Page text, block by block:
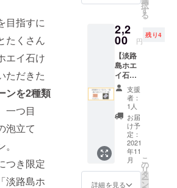
目指すに
たくさん
エイ石け
ただきた
ンを2種類
一つ目
泡立て
つき限定
淡路島ホ
と言わ
れる栄
養素
たっぷ
りのホ
エイを
使った
無添加
石けん
です。
お肌に
うれし
い成分
が豊富
で、使
い心地
はさっ
択
す
る
2,2
00 円
残り4
【淡路
島ホエ
イ石け
ん
(1320円
相当)
+麻の泡
立て
バッグ
(500円
相当)】
+ 送料
620円
計2440
支援
者：
1人
お届
け予
定：
2021
年11
月
詳細を見る
こ
の
リ
タ
ー
ン